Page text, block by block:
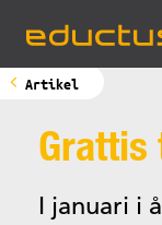
Main Navigation
Artikel
Grattis
I januari i